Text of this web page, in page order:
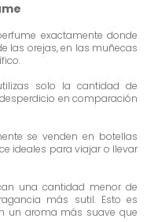
exactamente donde
las orejas, en las muñecas
solo la cantidad de
en comparación
se venden en botellas
ideales para viajar o llevar
una cantidad menor de
más sutil. Esto es
un aroma más suave que